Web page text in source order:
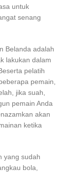
untuk
senang
Belanda adalah
lakukan dalam
pelatih
pemain,
jika suah,
pemain Anda
akan
ketika
yang sudah
bola,